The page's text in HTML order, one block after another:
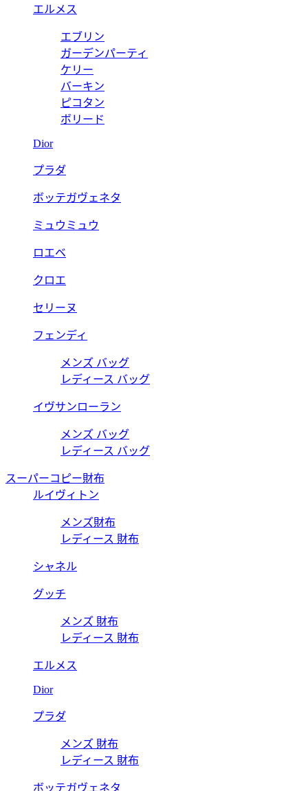
エルメス
エブリン
ガーデンパーティ
ケリー
バーキン
ピコタン
ボリード
Dior
プラダ
ボッテガヴェネタ
ミュウミュウ
ロエベ
クロエ
セリーヌ
フェンディ
メンズ バッグ
レディース バッグ
イヴサンローラン
メンズ バッグ
レディース バッグ
スーパーコピー財布
ルイヴィトン
メンズ財布
レディース 財布
シャネル
グッチ
メンズ 財布
レディース 財布
エルメス
Dior
プラダ
メンズ 財布
レディース 財布
ボッテガヴェネタ